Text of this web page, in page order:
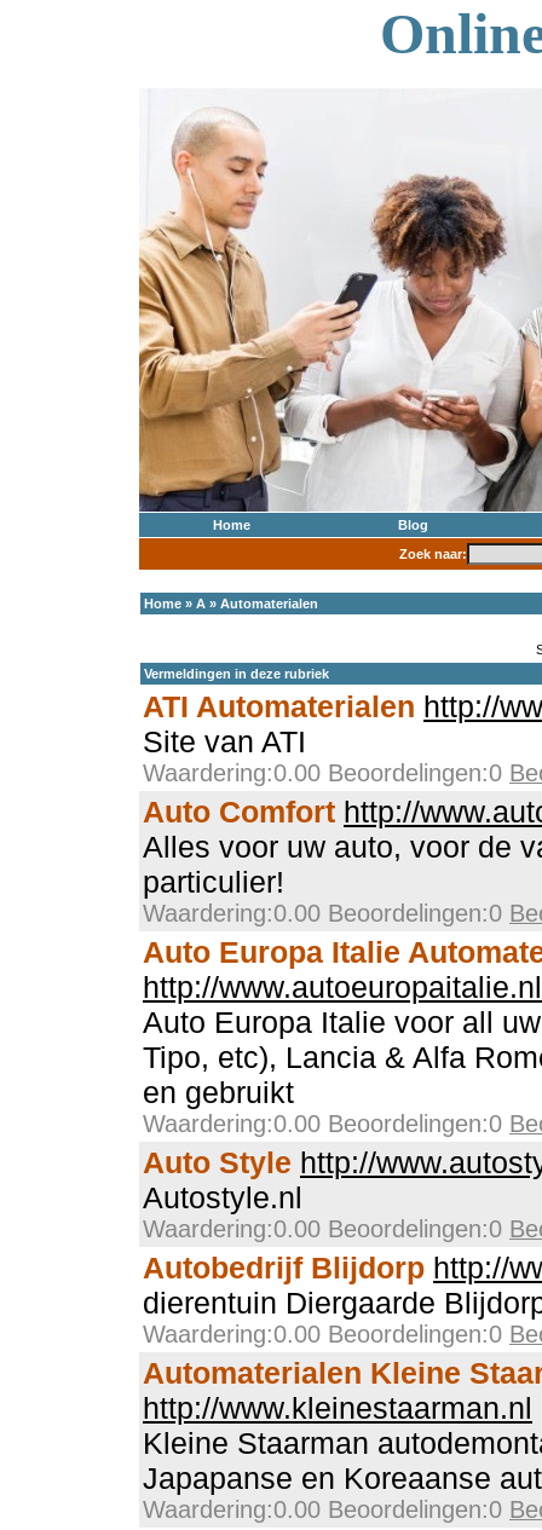
Home
Blog
Zoek naar:
Home » A » Automaterialen
Vermeldingen in deze rubriek
ATI Automaterialen http://
Site van ATI
Waardering:0.00 Beoordelingen:0
Auto Comfort http://
Alles voor uw auto, voor de
particulier!
Waardering:0.00 Beoordelingen:0
Auto Europa Italie
http://www.autoeuropaitalie.nl
Auto Europa Italie voor all
Tipo, etc), Lancia & Alfa
en gebruikt
Waardering:0.00 Beoordelingen:0
Auto Style http://
Autostyle.nl
Waardering:0.00 Beoordelingen:0
Autobedrijf Blijdorp http://
dierentuin Diergaarde
Waardering:0.00 Beoordelingen:0
Automaterialen Kleine
http://www.kleinestaarman.nl
Kleine Staarman
Japapanse en Koreaanse
Waardering:0.00 Beoordelingen:0